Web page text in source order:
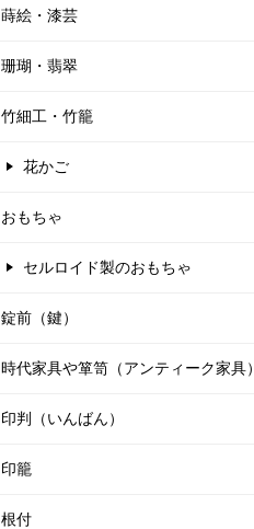
蒔絵・漆芸
珊瑚・翡翠
竹細工・竹籠
花かご
おもちゃ
セルロイド製のおもちゃ
錠前（鍵）
時代家具や箪笥（アンティーク家具）
印判（いんばん）
印籠
根付